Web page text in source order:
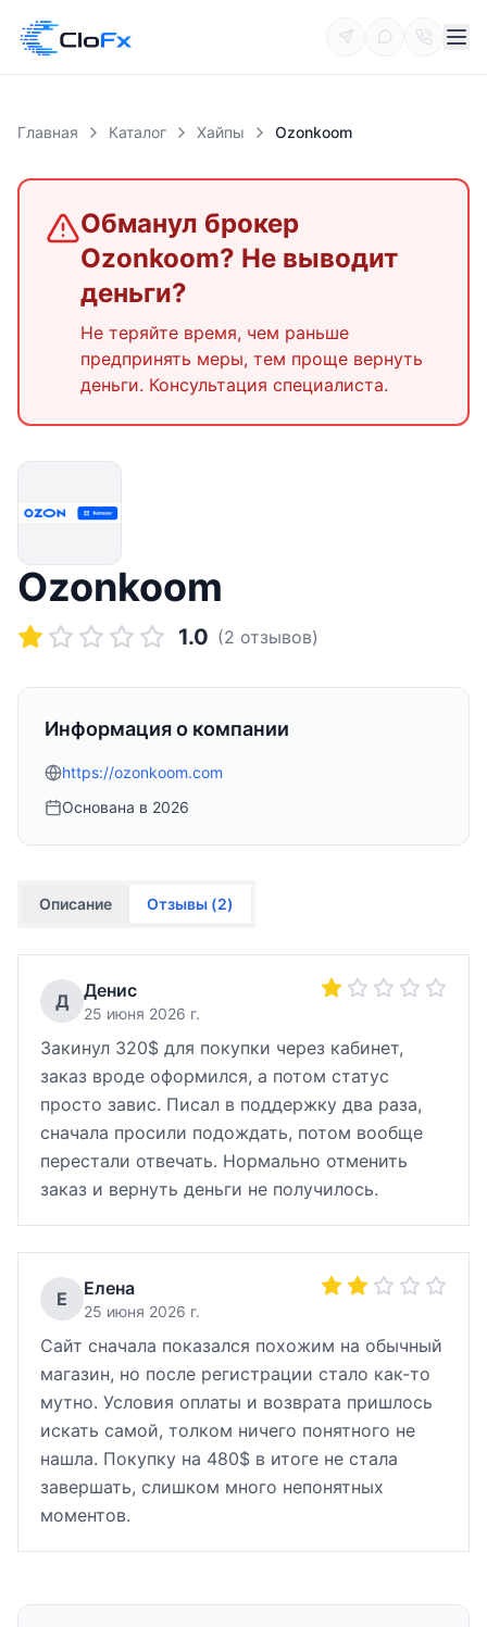
Главная Каталог Хайпы Ozonkoom
Обманул брокер
Ozonkoom? Не выводит
деньги?
Не теряйте время, чем раньше
предпринять меры, тем проще вернуть
деньги. Консультация специалиста.
Ozonkoom
1.0 (2 отзывов)
Информация о компании
https://ozonkoom.com
Основана в 2026
Описание Отзывы (2)
Д Денис
25 июня 2026 г.
Закинул 320$ для покупки через кабинет,
заказ вроде оформился, а потом статус
просто завис. Писал в поддержку два раза,
сначала просили подождать, потом вообще
перестали отвечать. Нормально отменить
заказ и вернуть деньги не получилось.
Е Елена
25 июня 2026 г.
Сайт сначала показался похожим на обычный
магазин, но после регистрации стало как-то
мутно. Условия оплаты и возврата пришлось
искать самой, толком ничего понятного не
нашла. Покупку на 480$ в итоге не стала
завершать, слишком много непонятных
моментов.